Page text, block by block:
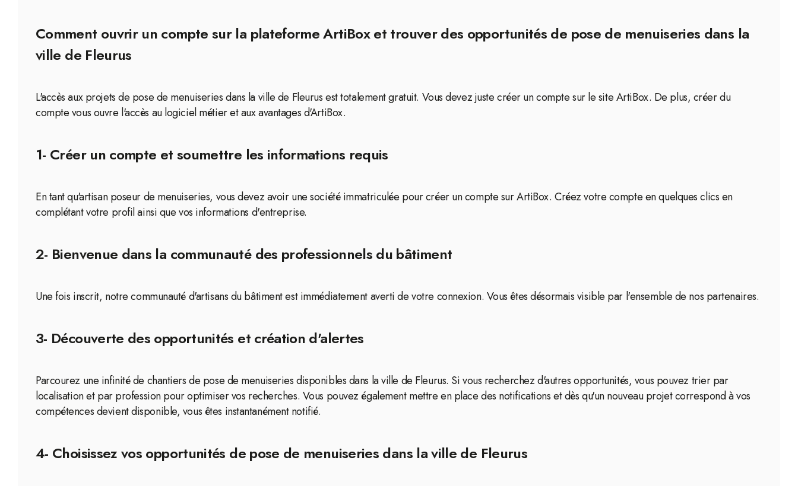
Comment ouvrir un compte sur la plateforme ArtiBox et trouver des opportunités de pose de menuiseries dans la
ville de Fleurus
L'accès aux projets de pose de menuiseries dans la ville de Fleurus est totalement gratuit. Vous devez juste créer un compte sur le site ArtiBox. De plus, créer du
compte vous ouvre l'accès au logiciel métier et aux avantages d'ArtiBox.
1- Créer un compte et soumettre les informations requis
En tant qu'artisan poseur de menuiseries, vous devez avoir une société immatriculée pour créer un compte sur ArtiBox. Créez votre compte en quelques clics en
complétant votre profil ainsi que vos informations d'entreprise.
2- Bienvenue dans la communauté des professionnels du bâtiment
Une fois inscrit, notre communauté d'artisans du bâtiment est immédiatement averti de votre connexion. Vous êtes désormais visible par l'ensemble de nos partenaires.
3- Découverte des opportunités et création d'alertes
Parcourez une infinité de chantiers de pose de menuiseries disponibles dans la ville de Fleurus. Si vous recherchez d'autres opportunités, vous pouvez trier par
localisation et par profession pour optimiser vos recherches. Vous pouvez également mettre en place des notifications et dès qu'un nouveau projet correspond à vos
compétences devient disponible, vous êtes instantanément notifié.
4- Choisissez vos opportunités de pose de menuiseries dans la ville de Fleurus